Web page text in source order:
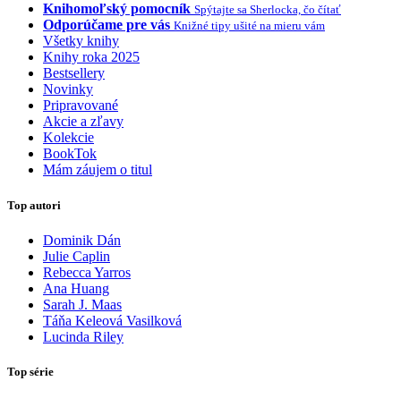
Knihomoľský pomocník Spýtajte sa Sherlocka, čo čítať
Odporúčame pre vás Knižné tipy ušité na mieru vám
Všetky knihy
Knihy roka 2025
Bestsellery
Novinky
Pripravované
Akcie a zľavy
Kolekcie
BookTok
Mám záujem o titul
Top autori
Dominik Dán
Julie Caplin
Rebecca Yarros
Ana Huang
Sarah J. Maas
Táňa Keleová Vasilková
Lucinda Riley
Top série